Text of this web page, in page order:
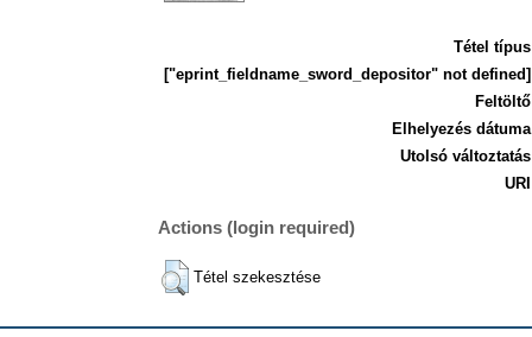
Tétel
["eprint_fieldname_sword_depositor" not
Elhelyezés
Utolsó
Actions (login required)
Tétel szekesztése